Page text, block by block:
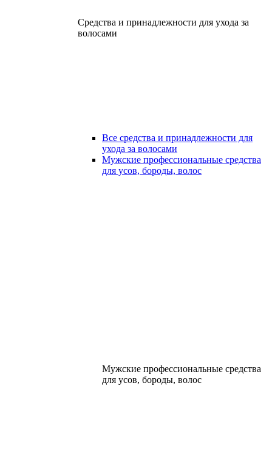
Средства и принадлежности для ухода за
волосами
Все средства и принадлежности для
ухода за волосами
Мужские профессиональные средства
для усов, бороды, волос
Мужские профессиональные средства
для усов, бороды, волос